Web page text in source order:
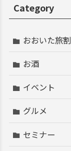
Category
おおいた旅割
お酒
イベント
グルメ
セミナー